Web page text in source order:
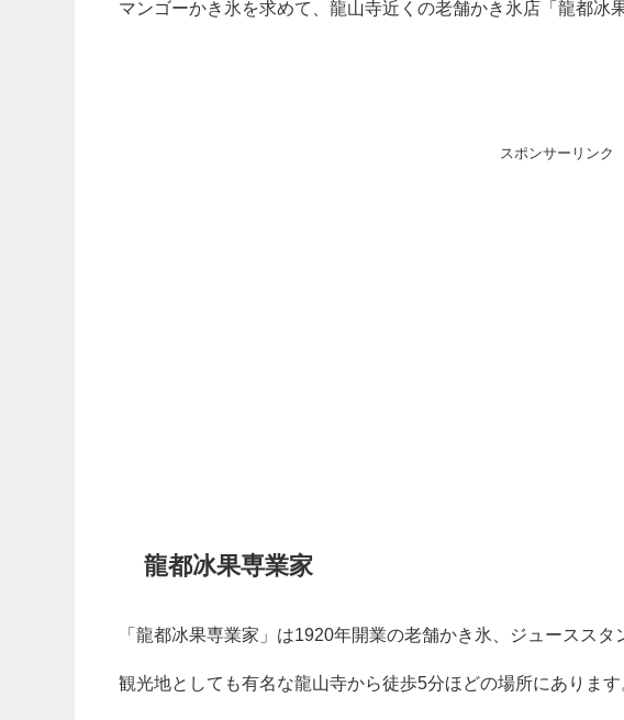
マンゴーかき氷を求めて、龍山寺近くの老舗かき氷店「龍都冰
スポンサーリンク
龍都冰果専業家
「龍都冰果専業家」は1920年開業の老舗かき氷、ジューススタ
観光地としても有名な龍山寺から徒歩5分ほどの場所にあります